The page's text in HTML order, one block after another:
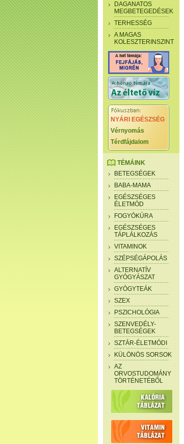
DAGANATOS
MEGBETEGEDÉSEK
TERHESSÉG
A MAGAS
KOLESZTERINSZINT
NYÁRI EGÉSZSÉG
Vérnyomás
Térdfájdalom
TÉMÁINK
BETEGSÉGEK
BABA-MAMA
EGÉSZSÉGES
ÉLETMÓD
FOGYÓKÚRA
EGÉSZSÉGES
TÁPLÁLKOZÁS
VITAMINOK
SZÉPSÉGÁPOLÁS
ALTERNATÍV
GYÓGYÁSZAT
GYÓGYTEÁK
SZEX
PSZICHOLÓGIA
SZENVEDÉLY-
BETEGSÉGEK
SZTÁR-ÉLETMÓDI
KÜLÖNÖS SORSOK
AZ
ORVOSTUDOMÁNY
TÖRTÉNETÉBŐL